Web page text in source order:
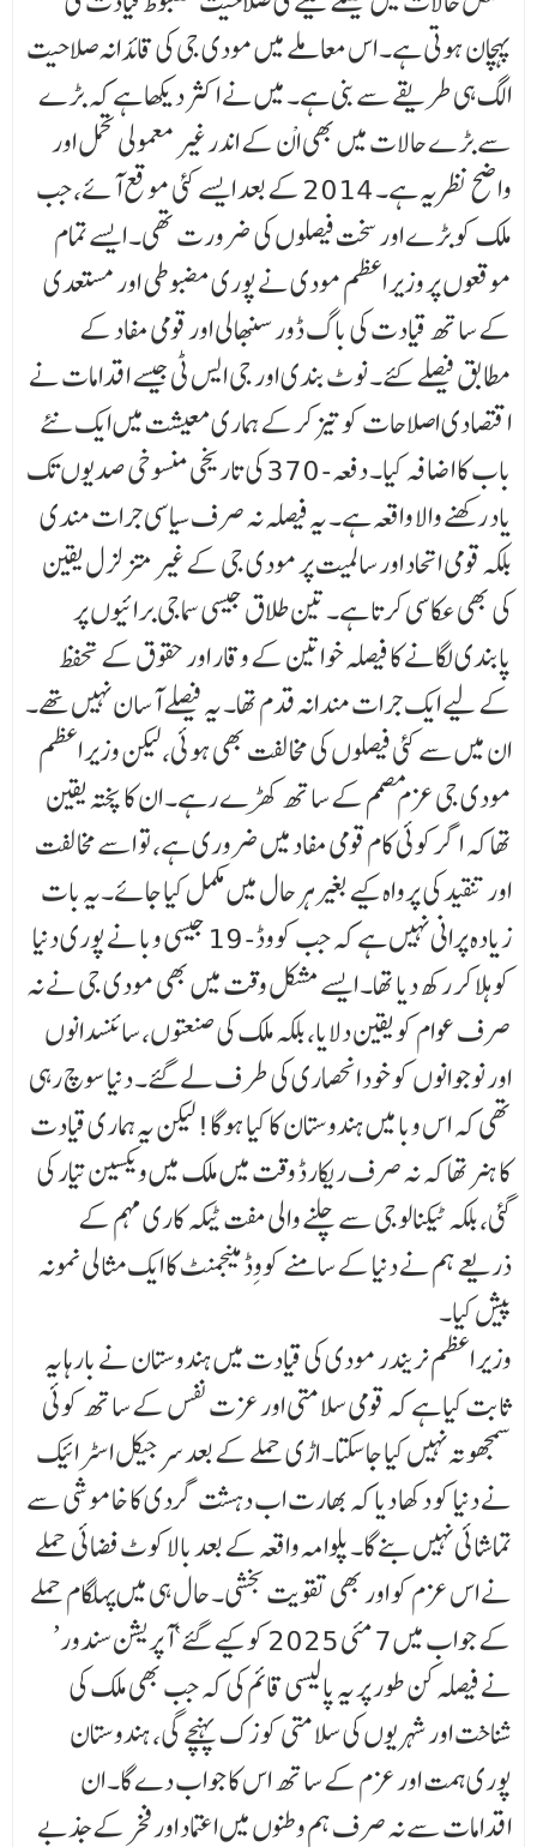
پہچان ہوتی ہے۔ اس معاملے میں مودی جی کی قائدانہ صلاحیت
الگ ہی طریقے سے بنی ہے۔ میں نے اکثر دیکھا ہے کہ بڑے
سے بڑے حالات میں بھی اْن کے اندر غیر معمولی تحمل اور
واضح نظریہ ہے۔ 2014 کے بعد ایسے کئی موقع آئے، جب
ملک کو بڑے اور سخت فیصلوں کی ضرورت تھی۔ ایسے تمام
موقعوں پر وزیر اعظم مودی نے پوری مضبوطی اور مستعدی
کے ساتھ قیادت کی باگ ڈور سنبھالی اور قومی مفاد کے
مطابق فیصلے کئے۔ نوٹ بندی اور جی ایس ٹی جیسے اقدامات نے
اقتصادی اصلاحات کو تیز کرکے ہماری معیشت میں ایک نئے
باب کا اضافہ کیا۔ دفعہ- 370 کی تاریخی منسوخی صدیوں تک
یاد رکھنے والا واقعہ ہے۔ یہ فیصلہ نہ صرف سیاسی جرات مندی
بلکہ قومی اتحاد اور سالمیت پر مودی جی کے غیر متزلزل یقین
کی بھی عکاسی کرتا ہے۔ تین طلاق جیسی سماجی برائیوں پر
پابندی لگانے کا فیصلہ خواتین کے وقار اور حقوق کے تحفظ
کے لیے ایک جرات مندانہ قدم تھا۔ یہ فیصلے آسان نہیں تھے۔
ان میں سے کئی فیصلوں کی مخالفت بھی ہوئی، لیکن وزیر اعظم
مودی جی عزم مصمم کے ساتھ کھڑے رہے۔ ان کا پختہ یقین
تھا کہ اگر کوئی کام قومی مفاد میں ضروری ہے، تو اسے مخالفت
اور تنقید کی پرواہ کیے بغیر ہر حال میں مکمل کیا جائے۔یہ بات
زیادہ پرانی نہیں ہے کہ جب کووڈ- 19 جیسی وبا نے پوری دنیا
کو ہلا کر رکھ دیا تھا۔ ایسے مشکل وقت میں بھی مودی جی نے نہ
صرف عوام کو یقین دلایا، بلکہ ملک کی صنعتوں، سائنسدانوں
اور نوجوانوں کو خود انحصاری کی طرف لے گئے۔ دنیا سوچ رہی
تھی کہ اس وبا میں ہندوستان کا کیا ہوگا! لیکن یہ ہماری قیادت
کا ہنر تھا کہ نہ صرف ریکارڈ وقت میں ملک میں ویکسین تیار کی
گئی، بلکہ ٹیکنالوجی سے چلنے والی مفت ٹیکہ کاری مہم کے
ذریعے ہم نے دنیا کے سامنے کووِڈ مینجمنٹ کا ایک مثالی نمونہ
پیش کیا۔
وزیر اعظم نریندر مودی کی قیادت میں ہندوستان نے بارہا یہ
ثابت کیا ہے کہ قومی سلامتی اور عزت نفس کے ساتھ کوئی
سمجھوتہ نہیں کیا جاسکتا۔ اڑی حملے کے بعد سرجیکل اسٹرائیک
نے دنیا کو دکھا دیا کہ بھارت اب دہشت گردی کا خاموشی سے
تماشائی نہیں بنے گا۔ پلوامہ واقعہ کے بعد بالاکوٹ فضائی حملے
نے اس عزم کو اور بھی تقویت بخشی۔ حال ہی میں پہلگام حملے
کے جواب میں 7 مئی 2025 کو کیے گئے ‘آپریشن سندور’
نے فیصلہ کن طور پر یہ پالیسی قائم کی کہ جب بھی ملک کی
شناخت اور شہریوں کی سلامتی کو زک پہنچے گی، ہندوستان
پوری ہمت اور عزم کے ساتھ اس کا جواب دے گا۔ ان
اقدامات سے نہ صرف ہم وطنوں میں اعتماد اور فخر کے جذبے